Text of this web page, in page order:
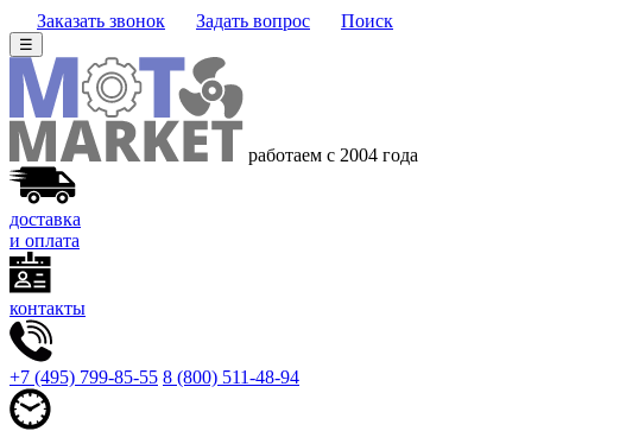
Заказать звонок Задать вопрос Поиск
☰
работаем с 2004 года
доставка
и оплата
контакты
+7 (495) 799-85-55 8 (800) 511-48-94